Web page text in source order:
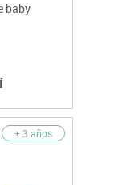
baby
+ 3 años